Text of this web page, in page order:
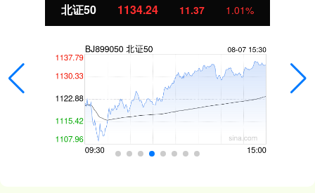
北证50 1134.24 11.37 1.01%